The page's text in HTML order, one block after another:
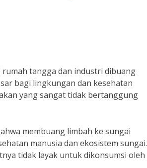
tangga dan industri dibuang
bagi lingkungan dan kesehatan
yang sangat tidak bertanggung
membuang limbah ke sungai
manusia dan ekosistem sungai.
tidak layak untuk dikonsumsi oleh